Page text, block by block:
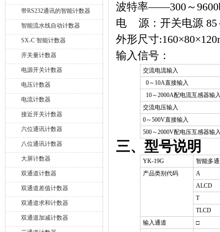
计数器
带RS232通讯的智能计数器
智能流水线自动计数器
SX-C 智能计数器
开关量计数器
电源开关计数器
电压计数器
电流计数器
接近开关计数器
六位通讯计数器
八位通讯计数器
大屏计数器
双通道计数器
双通道差值计数器
双通道求和计数器
双通道加减计数器
波特率——300～
电
源：开关电源 85
外形尺寸:160×80×
输入信号：
交流电流输入
0～ 10A直接输入
10～2000A配电流互感器输
交流电压输入
0～500V直接输入
500～2000V配电压互感器输
三、型号说明
YK-19G
智能多
产品类别代码
A
ALCD
T
TLCD
输入通道
□